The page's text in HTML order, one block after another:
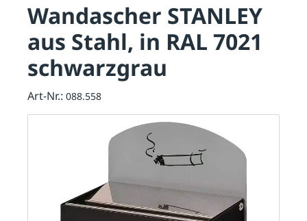
Wandascher STANLEY
aus Stahl, in RAL 7021
schwarzgrau
Art-Nr.: 088.558